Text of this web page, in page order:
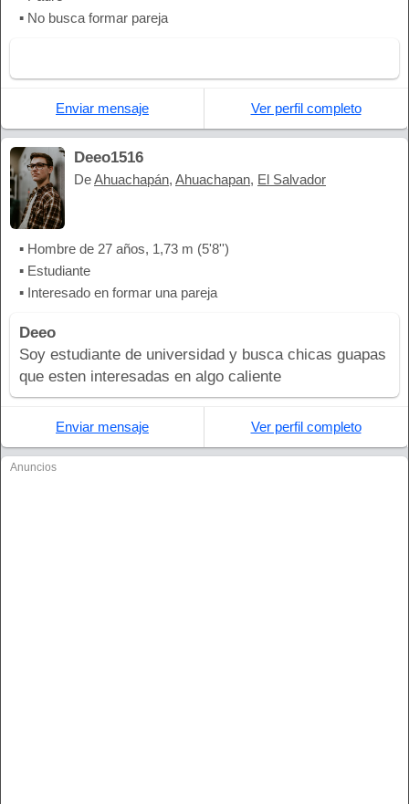
▪ No busca formar pareja
Enviar mensaje Ver perfil completo
Deeo1516
DeAhuachapán, Ahuachapan, El Salvador
▪ Hombre de 27 años, 1,73 m (5'8'')
▪ Estudiante
▪ Interesado en formar una pareja
Deeo
Soy estudiante de universidad y busca chicas guapas
que esten interesadas en algo caliente
Enviar mensaje Ver perfil completo
Anuncios